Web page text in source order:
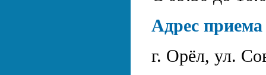
Адрес
г. Орёл, ул.